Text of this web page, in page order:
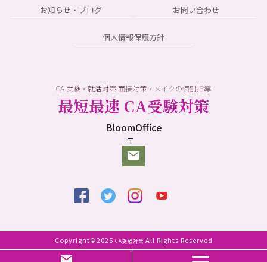
お知らせ・ブログ お問い合わせ
個人情報保護方針
CA 受験・就活対策 面接対策・メイクの個別指導
最短最速 CA受験対策
BloomOffice
〒
Copyright©2026 CA受験対策 All Rights Reserved